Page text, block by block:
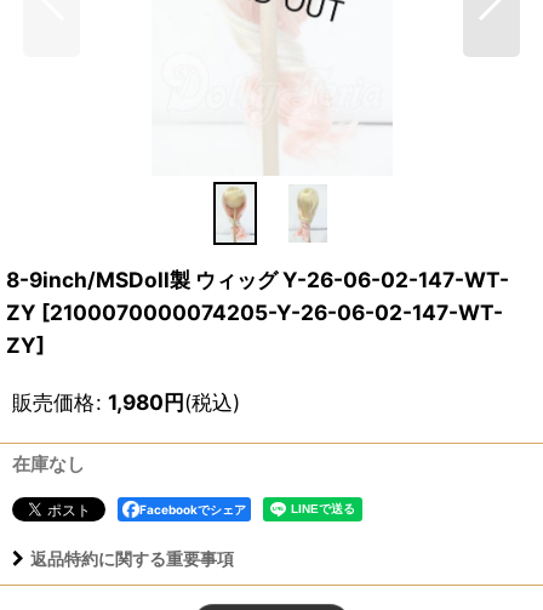
8-9inch/MSDoll製 ウィッグ Y-26-06-02-147-WT-
ZY [2100070000074205-Y-26-06-02-147-WT-
ZY]
販売価格: 1,980円(税込)
在庫なし
Facebookでシェア
返品特約に関する重要事項